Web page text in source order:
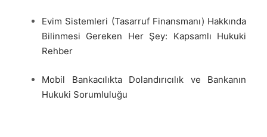
Evim Sistemleri (Tasarruf Finansmanı) Hakkında
Bilinmesi Gereken Her Şey: Kapsamlı Hukuki
Rehber
Mobil Bankacılıkta Dolandırıcılık ve Bankanın
Hukuki Sorumluluğu